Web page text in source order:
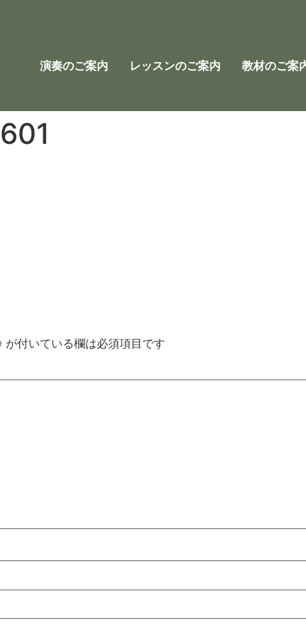
演奏のご案内 レッスンのご案内 教材のご案
が付いている欄は必須項目です